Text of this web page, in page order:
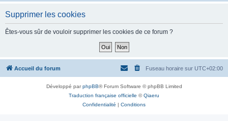
Supprimer les cookies
Êtes-vous sûr de vouloir supprimer les cookies de ce forum ?
Accueil du forum Fuseau horaire sur UTC+02:00
Développé parphpBB® Forum Software © phpBB Limited
Traduction française officielle ©Qiaeru
Confidentialité | Conditions